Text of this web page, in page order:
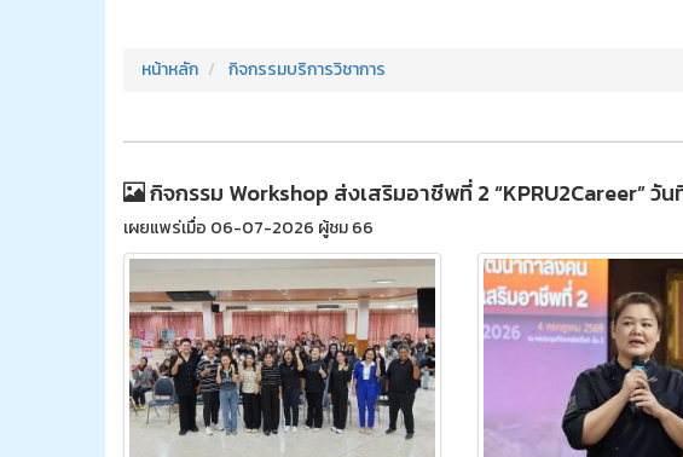
หน้าหลัก กิจกรรมบริการวิชาการ
กิจกรรม Workshop ส่งเสริมอาชีพที่ 2 “KPRU2Career”
เผยแพร่เมื่อ 06-07-2026 ผู้ชม 66